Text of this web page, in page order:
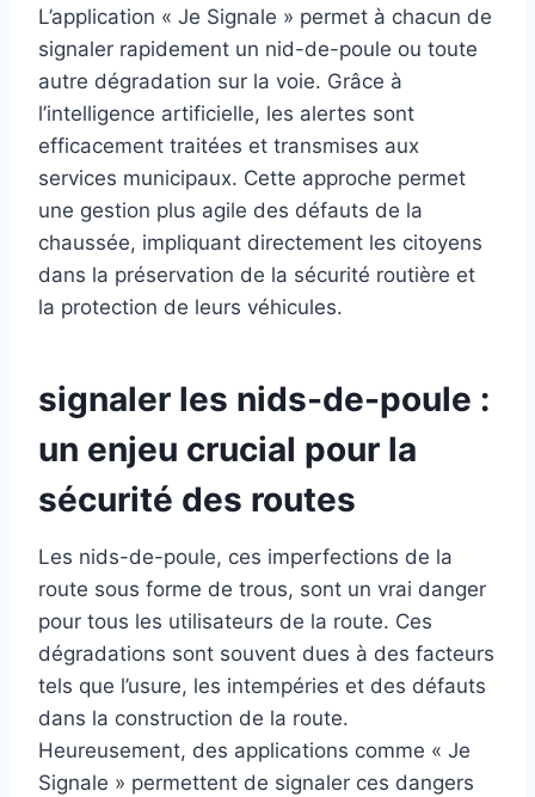
L’application « Je Signale » permet à chacun de
signaler rapidement un nid-de-poule ou toute
autre dégradation sur la voie. Grâce à
l’intelligence artificielle, les alertes sont
efficacement traitées et transmises aux
services municipaux. Cette approche permet
une gestion plus agile des défauts de la
chaussée, impliquant directement les citoyens
dans la préservation de la sécurité routière et
la protection de leurs véhicules.
signaler les nids-de-poule :
un enjeu crucial pour la
sécurité des routes
Les nids-de-poule, ces imperfections de la
route sous forme de trous, sont un vrai danger
pour tous les utilisateurs de la route. Ces
dégradations sont souvent dues à des facteurs
tels que l’usure, les intempéries et des défauts
dans la construction de la route.
Heureusement, des applications comme « Je
Signale » permettent de signaler ces dangers